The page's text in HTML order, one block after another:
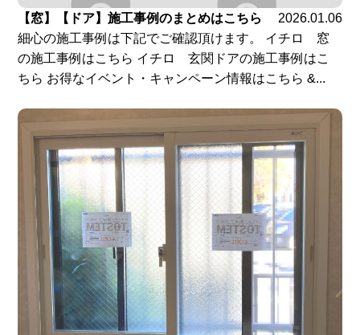
【窓】【ドア】施工事例のまとめはこちら
2026.01.06
細心の施工事例は下記でご確認頂けます。 イチロ 窓
の施工事例はこちら イチロ 玄関ドアの施工事例はこ
ちら お得なイベント・キャンペーン情報はこちら &...